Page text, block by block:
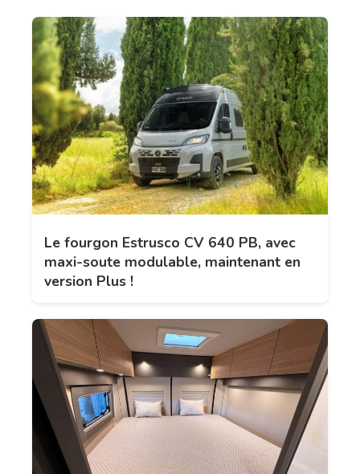
Le fourgon Estrusco CV 640 PB, avec
maxi-soute modulable, maintenant en
version Plus !